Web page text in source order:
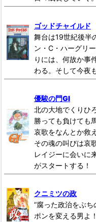
ゴッドチャイルド
舞台は19世紀後半
ン・C・ハーグリ
りには、何故か事
わる。そして今夜
優駿の門GI
北の大地でくりひ
勝っても負けても
哀歌をなんとか救
その魂の叫びは哀
レイジーに会いに
がスタートする！
クニミツの政
“腐った政治をぶ
ポンを変える男よ